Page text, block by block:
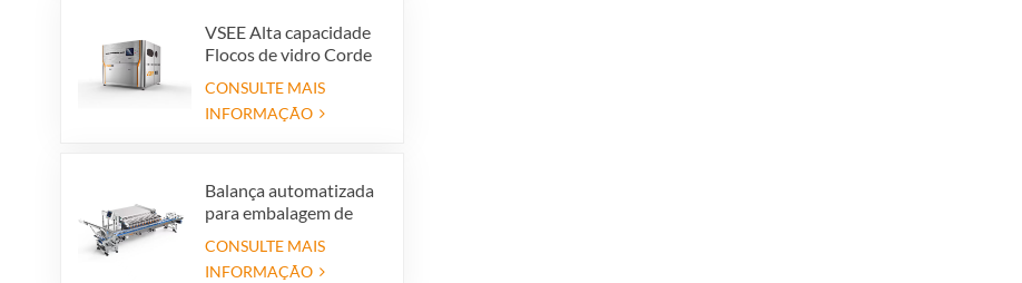
VSEE Alta capacidade
Flocos de vidro Corde
classificação de cores
de vidro coloridas para
CONSULTE MAIS
INFORMAÇÃO
Balança automatizada
para embalagem de
mão de obra com
CONSULTE MAIS
INFORMAÇÃO